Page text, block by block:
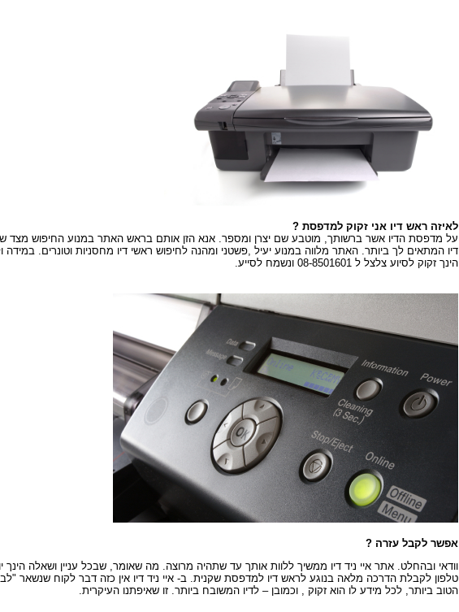
לאיזה ראש דיו אני זקוק למדפסת ?
על מדפסת הדיו אשר ברשותך, מוטבע שם יצרן ומספר. אנא הזן אותם בראש האתר במנוע החיפוש
דיו המתאים לך ביותר. האתר מלווה במנוע יעיל ,פשטני ומהנה לחיפוש ראשי דיו מחסניות וטונרים.
הינך זקוק לסיוע צלצל ל 08-8501601 ונשמח לסייע.
אפשר לקבל עזרה ?
וודאי ובהחלט. אתר איי ניד דיו ממשיך ללוות אותך עד שתהיה מרוצה. מה שאומר, שבכל עניין ושאלה הינך
טלפון לקבלת הדרכה מלאה בנוגע לראש דיו למדפסת שקנית. ב- איי ניד דיו אין כזה דבר לקוח שנשאר
הטוב ביותר, לכל מידע לו הוא זקוק , וכמובן – לדיו המשובח ביותר. זו שאיפתנו העיקרית.